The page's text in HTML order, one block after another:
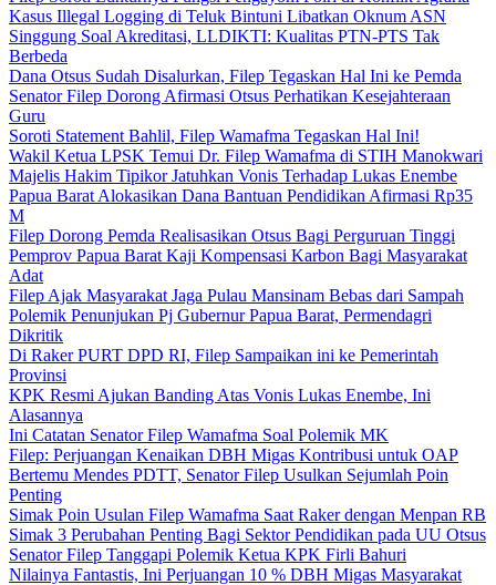
Kasus Illegal Logging di Teluk Bintuni Libatkan Oknum ASN
Singgung Soal Akreditasi, LLDIKTI: Kualitas PTN-PTS Tak
Berbeda
Dana Otsus Sudah Disalurkan, Filep Tegaskan Hal Ini ke Pemda
Senator Filep Dorong Afirmasi Otsus Perhatikan Kesejahteraan
Guru
Soroti Statement Bahlil, Filep Wamafma Tegaskan Hal Ini!
Wakil Ketua LPSK Temui Dr. Filep Wamafma di STIH Manokwari
Majelis Hakim Tipikor Jatuhkan Vonis Terhadap Lukas Enembe
Papua Barat Alokasikan Dana Bantuan Pendidikan Afirmasi Rp35
M
Filep Dorong Pemda Realisasikan Otsus Bagi Perguruan Tinggi
Pemprov Papua Barat Kaji Kompensasi Karbon Bagi Masyarakat
Adat
Filep Ajak Masyarakat Jaga Pulau Mansinam Bebas dari Sampah
Polemik Penunjukan Pj Gubernur Papua Barat, Permendagri
Dikritik
Di Raker PURT DPD RI, Filep Sampaikan ini ke Pemerintah
Provinsi
KPK Resmi Ajukan Banding Atas Vonis Lukas Enembe, Ini
Alasannya
Ini Catatan Senator Filep Wamafma Soal Polemik MK
Filep: Perjuangan Kenaikan DBH Migas Kontribusi untuk OAP
Bertemu Mendes PDTT, Senator Filep Usulkan Sejumlah Poin
Penting
Simak Poin Usulan Filep Wamafma Saat Raker dengan Menpan RB
Simak 3 Perubahan Penting Bagi Sektor Pendidikan pada UU Otsus
Senator Filep Tanggapi Polemik Ketua KPK Firli Bahuri
Nilainya Fantastis, Ini Perjuangan 10 % DBH Migas Masyarakat